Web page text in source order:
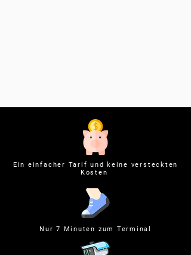
Ein einfacher Tarif und keine versteckten
Kosten
Nur 7 Minuten zum Terminal